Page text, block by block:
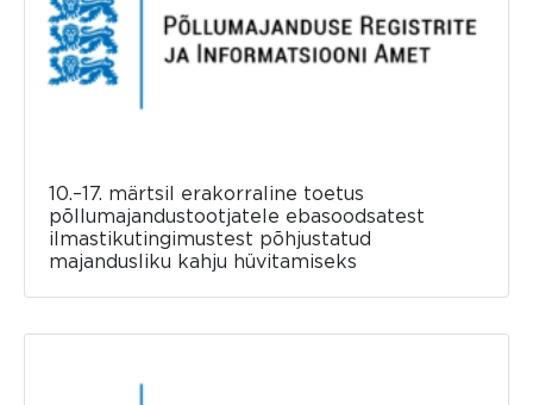
10.–17. märtsil erakorraline toetus
põllumajandustootjatele ebasoodsatest
ilmastikutingimustest põhjustatud
majandusliku kahju hüvitamiseks